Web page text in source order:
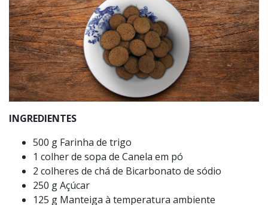
INGREDIENTES
500 g Farinha de trigo
1 colher de sopa de Canela em pó
2 colheres de chá de Bicarbonato de sódio
250 g Açúcar
125 g Manteiga à temperatura ambiente